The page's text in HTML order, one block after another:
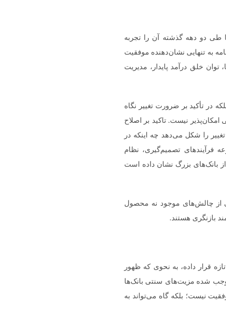
طی دو دهه گذشته آن را تجربه
به تنهایی نشان‌دهنده موفقیت
توان خلق درآمد پایدار، مدیریت
در تأکید بر ضرورت تغییر نگاه
نیست. تاکید بر اصلاح
را شکل می‌دهد چه اینکه در
فرآیندهای تصمیم‌گیری، نظام
از بانک‌های بزرگ نشان داده است
از چالش‌های موجود نه محصول
بازنگری هستند.
قرار داده، به نحوی که ظهور
شده مزیت‌های سنتی بانک‌ها
نیست؛ بلکه گاه می‌تواند به